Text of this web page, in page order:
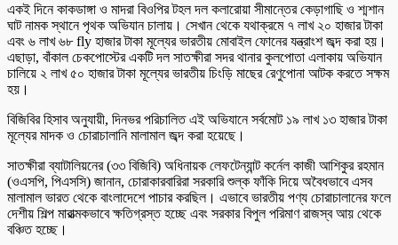
​একই দিনে কাকডাঙ্গা ও মাদরা বিওপির টহল দল কলারোয়া সীমান্তের কেড়াগাছি ও শ্মশান
ঘাট নামক স্থানে পৃথক অভিযান চালায়। সেখান থেকে যথাক্রমে ৭ লাখ ২০ হাজার টাকা
এবং ৬ লাখ ৬৮ fly হাজার টাকা মূল্যের ভারতীয় মোবাইল ফোনের যন্ত্রাংশ জব্দ করা হয়।
এছাড়া, বাঁকাল চেকপোস্টের একটি দল সাতক্ষীরা সদর থানার কুলপোতা এলাকায় অভিযান
চালিয়ে ২ লাখ ৫০ হাজার টাকা মূল্যের ভারতীয় চিংড়ি মাছের রেণুপোনা আটক করতে সক্ষম
হয়।
​বিজিবির হিসাব অনুযায়ী, দিনভর পরিচালিত এই অভিযানে সর্বমোট ১৯ লাখ ১৩ হাজার টাকা
মূল্যের মাদক ও চোরাচালানি মালামাল জব্দ করা হয়েছে।
​সাতক্ষীরা ব্যাটালিয়নের (৩৩ বিজিবি) অধিনায়ক লেফটেন্যান্ট কর্নেল কাজী আশিকুর রহমান
(ওএসপি, পিএসসি) জানান, চোরাকারবারিরা সরকারি শুল্ক ফাঁকি দিয়ে অবৈধভাবে এসব
মালামাল ভারত থেকে বাংলাদেশে পাচার করছিল। এভাবে ভারতীয় পণ্য চোরাচালানের ফলে
দেশীয় শিল্প মারাত্মকভাবে ক্ষতিগ্রস্ত হচ্ছে এবং সরকার বিপুল পরিমাণ রাজস্ব আয় থেকে
বঞ্চিত হচ্ছে।